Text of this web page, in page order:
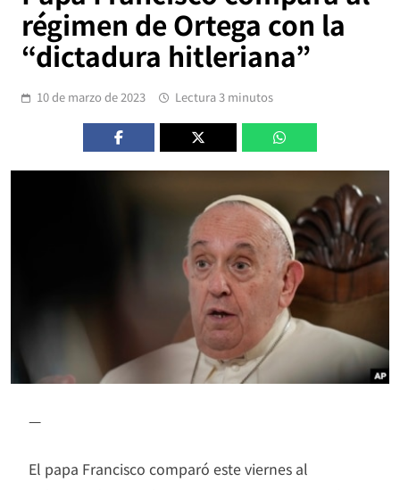
régimen de Ortega con la
“dictadura hitleriana”
10 de marzo de 2023 Lectura 3 minutos
—
El papa Francisco comparó este viernes al